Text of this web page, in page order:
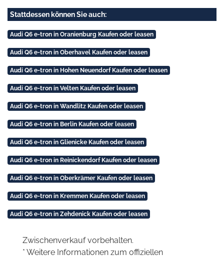
Stattdessen können Sie auch:
Audi Q6 e-tron in Oranienburg Kaufen oder leasen
Audi Q6 e-tron in Oberhavel Kaufen oder leasen
Audi Q6 e-tron in Hohen Neuendorf Kaufen oder leasen
Audi Q6 e-tron in Velten Kaufen oder leasen
Audi Q6 e-tron in Wandlitz Kaufen oder leasen
Audi Q6 e-tron in Berlin Kaufen oder leasen
Audi Q6 e-tron in Glienicke Kaufen oder leasen
Audi Q6 e-tron in Reinickendorf Kaufen oder leasen
Audi Q6 e-tron in Oberkrämer Kaufen oder leasen
Audi Q6 e-tron in Kremmen Kaufen oder leasen
Audi Q6 e-tron in Zehdenick Kaufen oder leasen
Zwischenverkauf vorbehalten.
* Weitere Informationen zum offiziellen